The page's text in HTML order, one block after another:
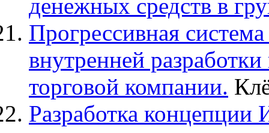
денежных средств в
Прогрессивная
внутренней
торговой компании.
Разработка